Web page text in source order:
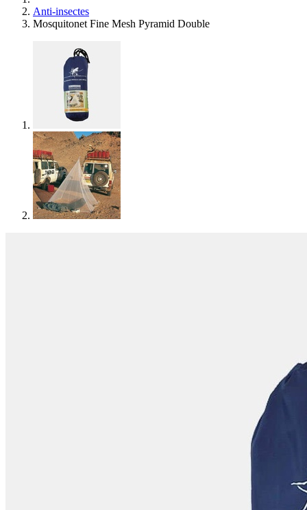
Anti-insectes
Mosquitonet Fine Mesh Pyramid Double